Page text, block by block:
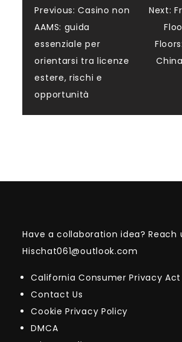
Post
navigation
Previous: Casino non
AAMS: guida
essenziale per
orientarsi tra licenze
estere, rischi e
opportunità
Next:
Have a collaboration idea? Reach
Hischat061@outlook.com
California Consumer Privacy Act
Contact Us
Cookie Privacy Policy
DMCA